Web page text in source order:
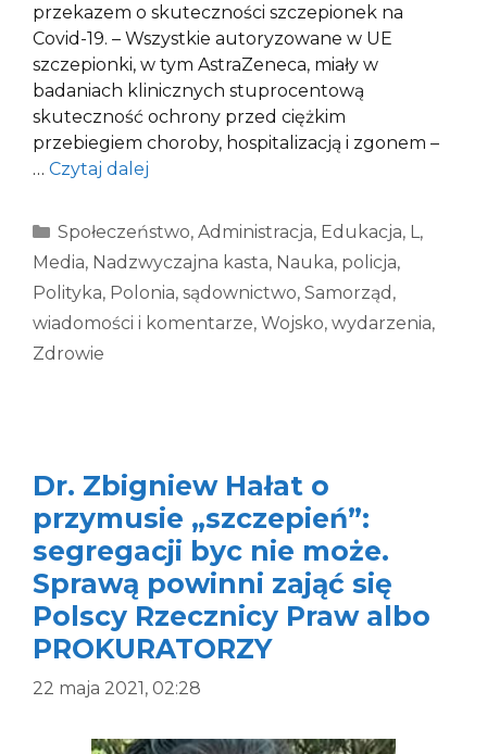
przekazem o skuteczności szczepionek na
Covid-19. – Wszystkie autoryzowane w UE
szczepionki, w tym AstraZeneca, miały w
badaniach klinicznych stuprocentową
skuteczność ochrony przed ciężkim
przebiegiem choroby, hospitalizacją i zgonem –
… Czytaj dalej
Kategorie
Społeczeństwo, Administracja, Edukacja, L ,
Media, Nadzwyczajna kasta, Nauka, policja,
Polityka, Polonia, sądownictwo, Samorząd ,
wiadomości i komentarze, Wojsko, wydarzenia,
Zdrowie
Dr. Zbigniew Hałat o
przymusie „szczepień”:
segregacji byc nie może.
Sprawą powinni zająć się
Polscy Rzecznicy Praw albo
PROKURATORZY
22 maja 2021, 02:28